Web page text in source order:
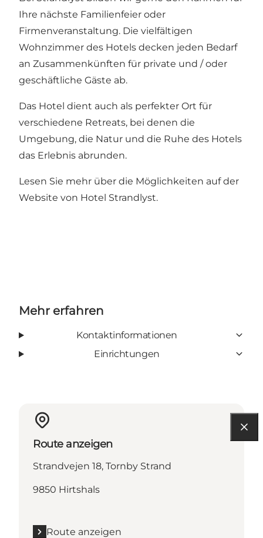
Ihre nächste Familienfeier oder
Firmenveranstaltung. Die vielfältigen
Wohnzimmer des Hotels decken jeden Bedarf
an Zusammenkünften für private und / oder
geschäftliche Gäste ab.
Das Hotel dient auch als perfekter Ort für
verschiedene Retreats, bei denen die
Umgebung, die Natur und die Ruhe des Hotels
das Erlebnis abrunden.
Lesen Sie mehr über die Möglichkeiten auf der
Website von Hotel Strandlyst.
Mehr erfahren
Kontaktinformationen
Einrichtungen
Route anzeigen
Strandvejen 18, Tornby Strand
9850 Hirtshals
Route anzeigen